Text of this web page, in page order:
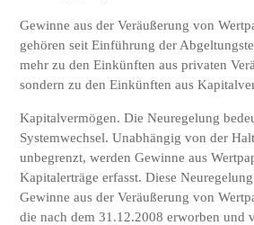
Gewinne aus der Veräußerung von
gehören seit Einführung der
mehr zu den Einkünften aus privaten
sondern zu den Einkünften aus
Kapitalvermögen. Die Neuregelung
Systemwechsel. Unabhängig von der
unbegrenzt, werden Gewinne aus
Kapitalerträge erfasst. Diese
Gewinne aus der Veräußerung von
die nach dem 31.12.2008 erworben und